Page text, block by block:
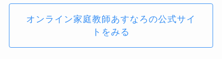
オンライン家庭教師あすなろの公式サイ
トをみる